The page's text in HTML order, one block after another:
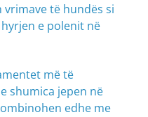
të hundës si
e polenit në
më të
shumica jepen në
edhe me